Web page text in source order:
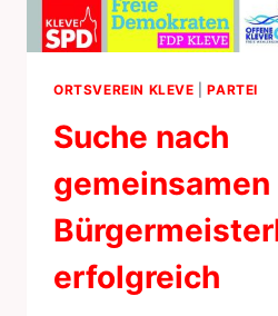
ORTSVEREIN KLEVE |PARTEI
Suche nach
gemeinsamen
erfolgreich